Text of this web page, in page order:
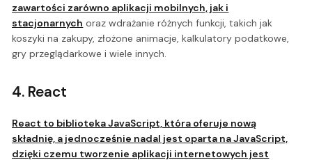
zawartości zarówno aplikacji mobilnych, jak i
stacjonarnych oraz wdrażanie różnych funkcji, takich jak
koszyki na zakupy, złożone animacje, kalkulatory podatkowe,
gry przeglądarkowe i wiele innych.
4. React
React to biblioteka JavaScript, która oferuje nową
składnię, a jednocześnie nadal jest oparta na JavaScript,
dzięki czemu tworzenie aplikacji internetowych jest